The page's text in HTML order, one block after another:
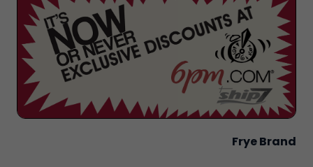
Frye Brand